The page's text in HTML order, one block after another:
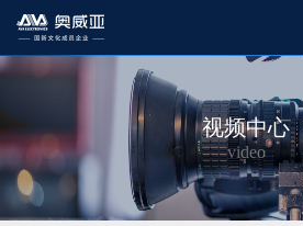
视频中心
video